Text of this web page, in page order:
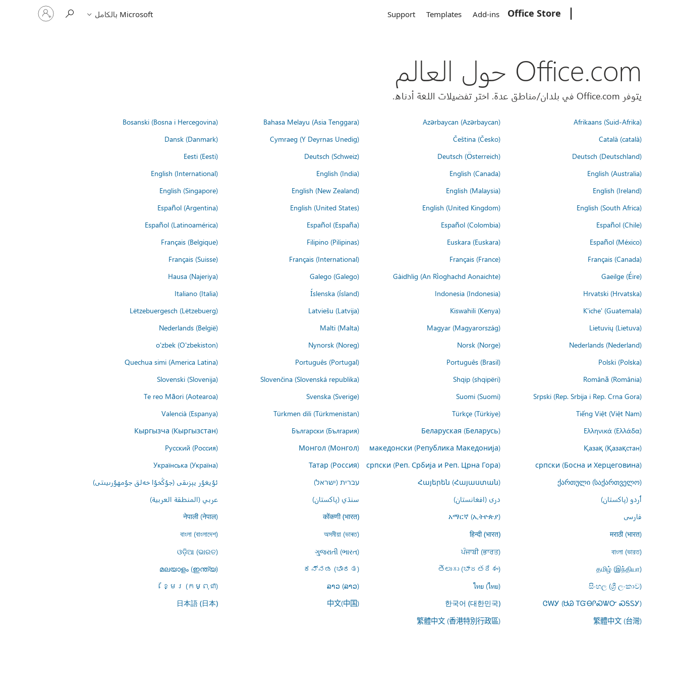
Office Store
Add-ins
Templates
Support Microsoft بالكامل
تسجيل
الدخول
إلى
Office.com حول العالم
يتوفر Office.com في بلدان/مناطق عدة. اختر تفضيلات اللغة أدناه.
Afrikaans (Suid-Afrika)
Azərbaycan (Azərbaycan)
Bahasa Melayu (Asia Tenggara)
Bosanski (Bosna i Hercegovina)
Català (català)
Čeština (Česko)
Cymraeg (Y Deyrnas Unedig)
Dansk (Danmark)
Deutsch (Deutschland)
Deutsch (Österreich)
Deutsch (Schweiz)
Eesti (Eesti)
English (Australia)
English (Canada)
English (India)
English (International)
English (Ireland)
English (Malaysia)
English (New Zealand)
English (Singapore)
English (South Africa)
English (United Kingdom)
English (United States)
Español (Argentina)
Español (Chile)
Español (Colombia)
Español (España)
Español (Latinoamérica)
Español (México)
Euskara (Euskara)
Filipino (Pilipinas)
Français (Belgique)
Français (Canada)
Français (France)
Français (International)
Français (Suisse)
Gaeilge (Éire)
Gàidhlig (An Rìoghachd Aonaichte)
Galego (Galego)
Hausa (Najeriya)
Hrvatski (Hrvatska)
Indonesia (Indonesia)
Íslenska (ísland)
Italiano (Italia)
K'iche' (Guatemala)
Kiswahili (Kenya)
Latviešu (Latvija)
Lëtzebuergesch (Lëtzebuerg)
Lietuvių (Lietuva)
Magyar (Magyarország)
Malti (Malta)
Nederlands (België)
Nederlands (Nederland)
Norsk (Norge)
Nynorsk (Noreg)
o'zbek (O'zbekiston)
Polski (Polska)
Português (Brasil)
Português (Portugal)
Quechua simi (America Latina)
Română (România)
Shqip (shqipëri)
Slovenčina (Slovenská republika)
Slovenski (Slovenija)
Srpski (Rep. Srbija i Rep. Crna Gora)
Suomi (Suomi)
Svenska (Sverige)
Te reo Māori (Aotearoa)
Tiếng Việt (Việt Nam)
Türkçe (Türkiye)
Türkmen dili (Türkmenistan)
Valencià (Espanya)
Ελληνικά (Ελλάδα)
Беларуская (Беларусь)
Български (България)
Кыргызча (Кыргызстан)
Қазақ (Қазақстан)
македонски (Република Македонија)
Монгол (Монгол)
Русский (Россия)
српски (Босна и Херцеговина)
српски (Реп. Србија и Реп. Црна Гора)
Татар (Россия)
Українська (Україна)
ქართული (საქართველო)
Հայերեն (Հայաստան) עברית (ישראל)
ئۇيغۇر يېزىقى (جۇڭخۇا خەلق جۇمھۇرىيىتى)
اُردو (پاکستان)
درى (افغانستان) سنڌي (پاکستان)
عربي (المنطقة العربية)
فارسى
አማርኛ (ኢትዮጵያ)
कोंकणी (भारत)
नेपाली (नेपाल)
मराठी (भारत)
हिन्दी (भारत)
অসমীয়া (ভাৰত)
বাংলা (বাংলাদেশ)
বাংলা (ভারত)
ਪੰਜਾਬੀ (ਭਾਰਤ)
ગુજરાતી (ભારત)
ଓଡ଼ିଆ (ଭାରତ)
தமிழ் (இந்தியா)
తెలుగు (భారతదేశం)
ಕನ್ನಡ (ಭಾರತ)
മലയാളം (ഇന്ത്യ)
සිංහල (ශ්‍රී ලංකාව)
ไทย (ไทย)
ລາວ (ລາວ)
ខ្មែរ (កម្ពុជា)
ᏣᎳᎩ (ᏌᏊ ᎢᏳᎾᎵᏍᏔᏅ ᏍᎦᏚᎩ)
한국어 (대한민국)
中文(中国)
日本語 (日本)
繁體中文 (台灣)
繁體中文 (香港特別行政區)